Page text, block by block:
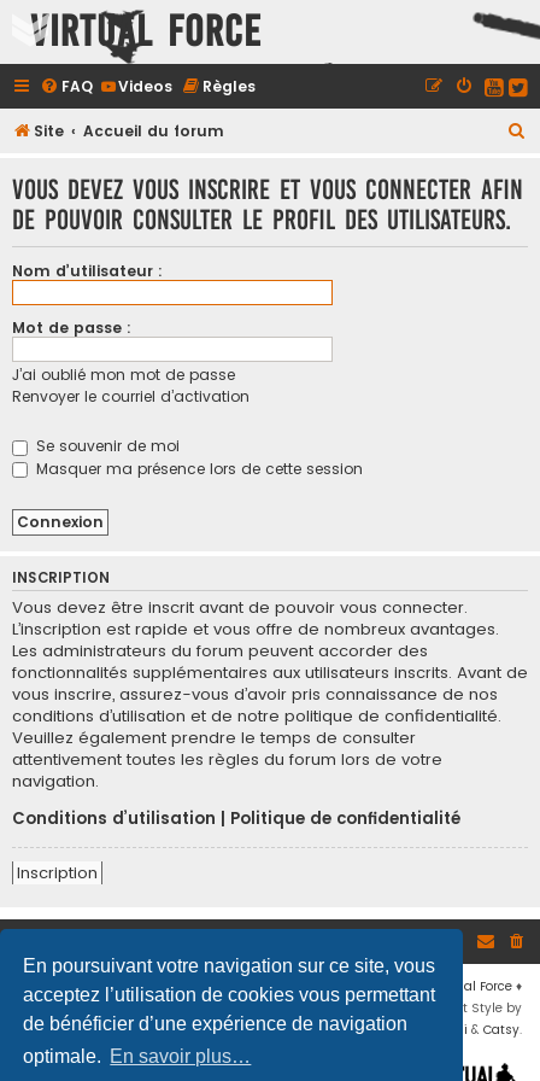
En poursuivant votre navigation sur ce site, vous
acceptez l’utilisation de cookies vous permettant
de bénéficier d’une expérience de navigation
optimale. En savoir plus…
Virtual Force
FAQ Videos Règles
Site Accueil du forum
Vous devez vous inscrire et vous connecter afin
de pouvoir consulter le profil des utilisateurs.
Nom d’utilisateur :
Mot de passe :
J’ai oublié mon mot de passe
Renvoyer le courriel d’activation
Se souvenir de moi
Masquer ma présence lors de cette session
INSCRIPTION
Vous devez être inscrit avant de pouvoir vous connecter.
L’inscription est rapide et vous offre de nombreux avantages.
Les administrateurs du forum peuvent accorder des
fonctionnalités supplémentaires aux utilisateurs inscrits. Avant de
vous inscrire, assurez-vous d’avoir pris connaissance de nos
conditions d’utilisation et de notre politique de confidentialité.
Veuillez également prendre le temps de consulter
attentivement toutes les règles du forum lors de votre
navigation.
Conditions d’utilisation
Politique de confidentialité
Inscription
Développé par phpBB ® Forum Software © phpBB Limited ♦ © 2019 Virtual Force ♦
Communauté Steam
Confidentialité
Flat Style by
Ian Bradley♦ Adapté par Mogwaii & Catsy.